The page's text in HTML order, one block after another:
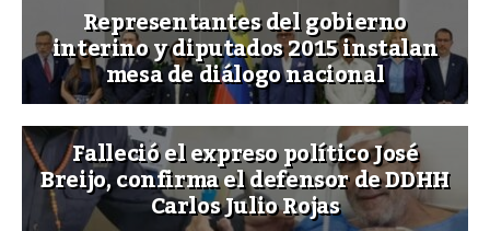
Representantes del gobierno
interino y diputados 2015 instalan
mesa de diálogo nacional
Falleció el expreso político José
Breijo, confirma el defensor de DDHH
Carlos Julio Rojas